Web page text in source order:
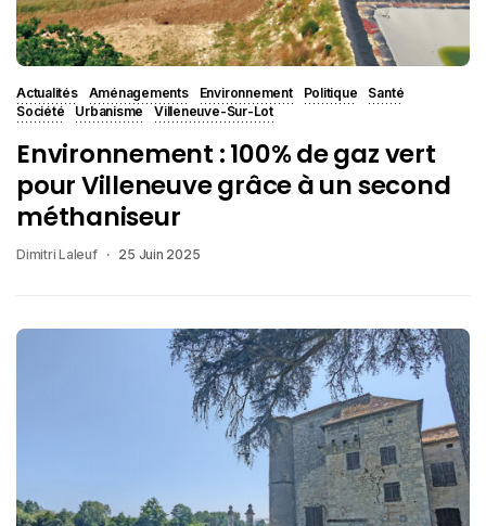
Actualités Aménagements Environnement Politique
Santé
Société
Urbanisme Villeneuve-Sur-Lot
Environnement : 100% de gaz vert
pour Villeneuve grâce à un second
méthaniseur
Dimitri Laleuf 25 Juin 2025